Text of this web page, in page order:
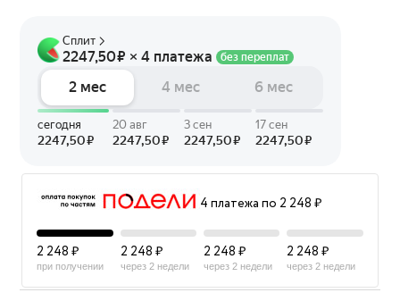
4 платежа по 2 248 ₽
2 248 ₽
при получении
2 248 ₽
через 2 недели
2 248 ₽
через 2 недели
2 248 ₽
через 2 недели